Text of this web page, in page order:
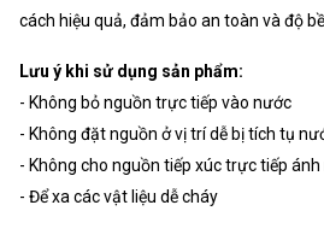
cách hiệu quả, đảm bảo an toàn và độ
Lưu ý khi sử dụng sản phẩm:
- Không bỏ nguồn trực tiếp vào nước
- Không đặt nguồn ở vị trí dễ bị tích tụ
- Không cho nguồn tiếp xúc trực tiếp
- Để xa các vật liệu dễ cháy